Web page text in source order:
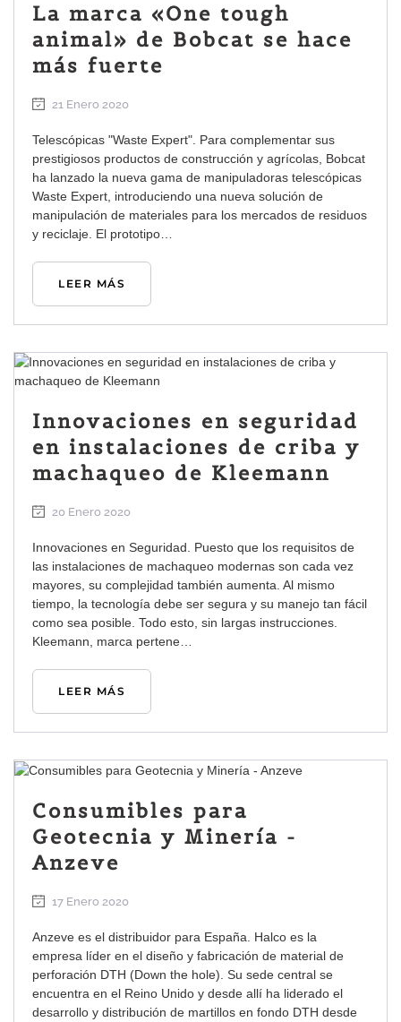
La marca «One tough
animal» de Bobcat se hace
más fuerte
21 Enero 2020
Telescópicas "Waste Expert". Para complementar sus
prestigiosos productos de construcción y agrícolas, Bobcat
ha lanzado la nueva gama de manipuladoras telescópicas
Waste Expert, introduciendo una nueva solución de
manipulación de materiales para los mercados de residuos
y reciclaje. El prototipo…
LEER MÁS
Innovaciones en seguridad
en instalaciones de criba y
machaqueo de Kleemann
20 Enero 2020
Innovaciones en Seguridad. Puesto que los requisitos de
las instalaciones de machaqueo modernas son cada vez
mayores, su complejidad también aumenta. Al mismo
tiempo, la tecnología debe ser segura y su manejo tan fácil
como sea posible. Todo esto, sin largas instrucciones.
Kleemann, marca pertene…
LEER MÁS
Consumibles para
Geotecnia y Minería -
Anzeve
17 Enero 2020
Anzeve es el distribuidor para España. Halco es la
empresa líder en el diseño y fabricación de material de
perforación DTH (Down the hole). Su sede central se
encuentra en el Reino Unido y desde allí ha liderado el
desarrollo y distribución de martillos en fondo DTH desde